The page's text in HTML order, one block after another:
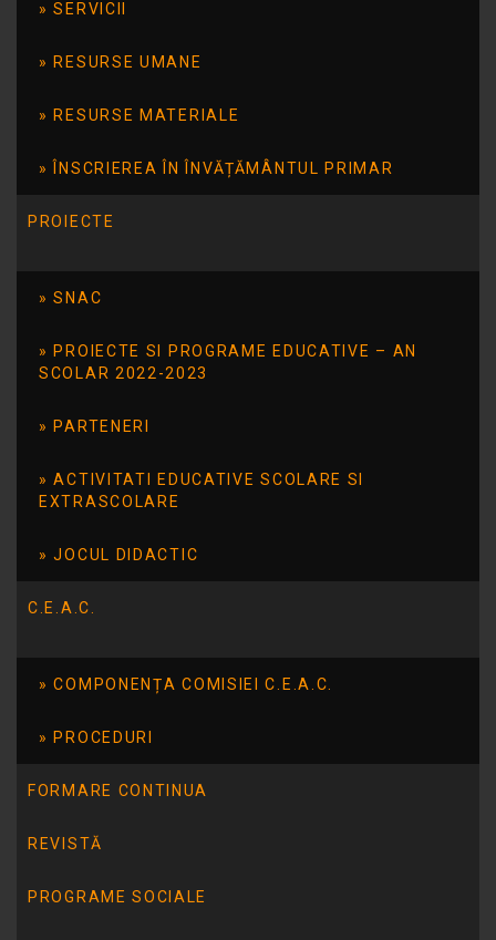
SERVICII
RESURSE UMANE
RESURSE MATERIALE
ÎNSCRIEREA ÎN ÎNVĂȚĂMÂNTUL PRIMAR
PROIECTE
SNAC
PROIECTE SI PROGRAME EDUCATIVE – AN
SCOLAR 2022-2023
PARTENERI
ACTIVITATI EDUCATIVE SCOLARE SI
EXTRASCOLARE
JOCUL DIDACTIC
C.E.A.C.
COMPONENȚA COMISIEI C.E.A.C.
PROCEDURI
FORMARE CONTINUA
REVISTĂ
PROGRAME SOCIALE